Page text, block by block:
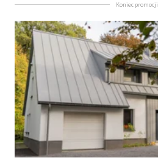
Koniec promocji